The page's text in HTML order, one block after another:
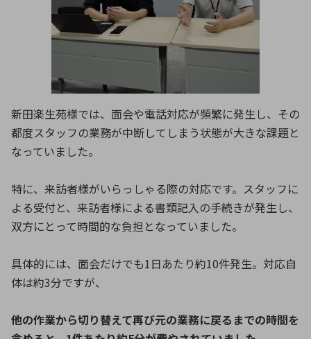
新田楽生苑様では、面会や電話対応が頻繁に発生し、その
都度スタッフの業務が中断してしまう状態が大きな課題と
なっていました。
特に、来訪者様がいらっしゃる際の対応です。スタッフに
よる受付と、来訪者様による書類記入の手続きが発生し、
双方にとって時間的な負担となっていました。
具体的には、面会だけでも1日あたり約10件発生。対応自
体は約3分ですが、
他の作業から切り替えて再び元の業務に戻るまでの時間を